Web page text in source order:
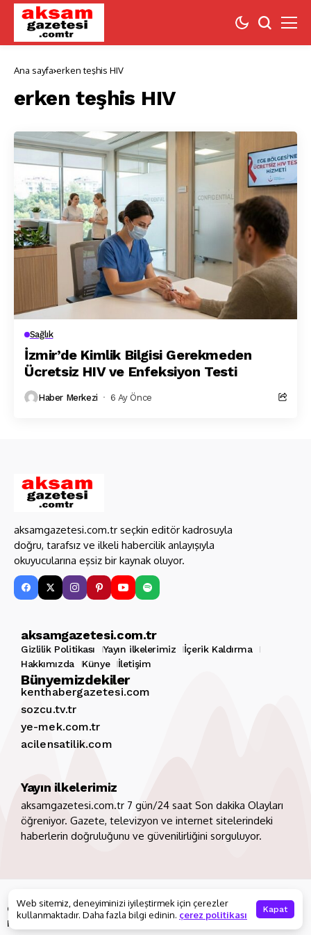
Ana sayfa erken teşhis HIV
erken teşhis HIV
Sağlık
İzmir’de Kimlik Bilgisi Gerekmeden
Ücretsiz HIV ve Enfeksiyon Testi
Haber Merkezi 6 Ay Önce
aksamgazetesi.com.tr seçkin editör kadrosuyla
doğru, tarafsız ve ilkeli habercilik anlayışıyla
okuyucularına eşsiz bir kaynak oluyor.
aksamgazetesi.com.tr
Gizlilik Politikası Yayın ilkelerimiz
İçerik Kaldırma
Hakkımızda
Künye İletişim
Bünyemizdekiler
kenthabergazetesi.com
sozcu.tv.tr
ye-mek.com.tr
acilensatilik.com
Yayın ilkelerimiz
aksamgazetesi.com.tr 7 gün/24 saat Son dakika Olayları
öğreniyor. Gazete, televizyon ve internet sitelerindeki
haberlerin doğruluğunu ve güvenilirliğini sorguluyor.
Gizlilik Politikası Yayın ilkelerimiz
İçerik Kaldırma
Hakkımızda
Web sitemiz, deneyiminizi iyileştirmek için çerezler
kullanmaktadır. Daha fazla bilgi edinin. çerez politikası Kapat